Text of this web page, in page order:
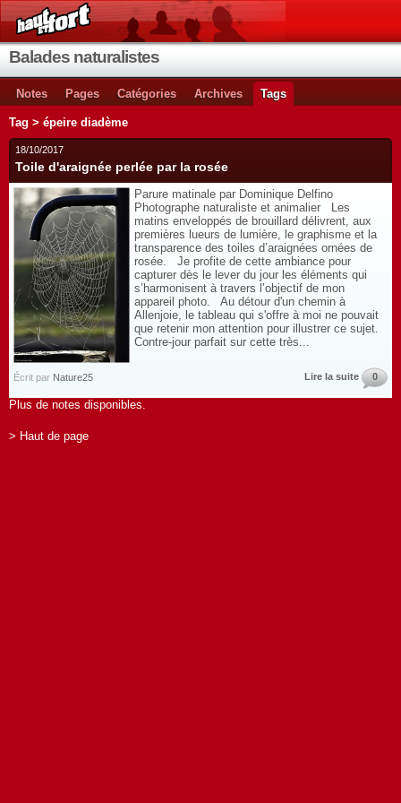
Balades naturalistes
Notes Pages Catégories Archives Tags
Tag > épeire diadème
18/10/2017
Toile d'araignée perlée par la rosée
Parure matinale par Dominique Delfino
Photographe naturaliste et animalier Les
matins enveloppés de brouillard délivrent, aux
premières lueurs de lumière, le graphisme et la
transparence des toiles d’araignées ornées de
rosée. Je profite de cette ambiance pour
capturer dès le lever du jour les éléments qui
s’harmonisent à travers l’objectif de mon
appareil photo. Au détour d'un chemin à
Allenjoie, le tableau qui s'offre à moi ne pouvait
que retenir mon attention pour illustrer ce sujet.
Contre-jour parfait sur cette très...
Écrit par Nature25 Lire la suite 0
Plus de notes disponibles.
> Haut de page